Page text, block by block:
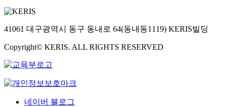
41061 대구광역시 동구 동내로 64(동내동1119) KERIS빌딩
Copyright© KERIS. ALL RIGHTS RESERVED
네이버 블로그